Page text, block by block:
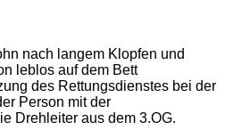
nach langem Klopfen und
leblos auf dem Bett
des Rettungsdienstes bei der
Person mit der
Drehleiter aus dem 3.OG.